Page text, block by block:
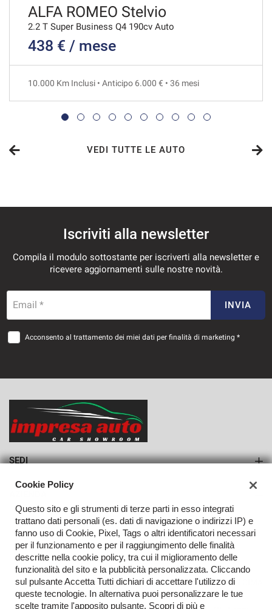
VEDI
695€/mese
48 Mesi
VEDI
756€/mese
36 Mesi
36 Mesi
VEDI
ALFA ROMEO Stelvio
2.2 T Super Business Q4 190cv Auto
438 € / mese
10.000 Km Inclusi • Anticipo 6.000 € • 36 mesi
VEDI TUTTE LE AUTO
Iscriviti alla newsletter
Compila il modulo sottostante per iscriverti alla newsletter e
ricevere aggiornamenti sulle nostre novità.
Email * INVIA
Acconsento al trattamento dei miei dati per finalità di marketing *
SEDI
Azienda
Contatti
TORNA IN CIMA
Cookie Policy
Questo sito e gli strumenti di terze parti in esso integrati
trattano dati personali (es. dati di navigazione o indirizzi IP) e
fanno uso di Cookie, Pixel, Tags o altri identificatori necessari
per il funzionamento e per il raggiungimento delle finalità
descritte nella cookie policy, tra cui il miglioramento delle
funzionalità del sito e la pubblicità personalizzata. Cliccando
sul pulsante Accetta Tutti dichiari di accettare l'utilizzo di
queste tecnologie. In alternativa puoi personalizzare le tue
scelte tramite l'apposito pulsante. Scopri di più e